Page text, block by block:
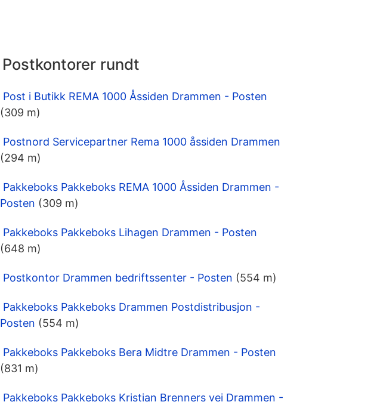
Postkontorer rundt
Post i Butikk REMA 1000 Åssiden Drammen - Posten
(309 m)
Postnord Servicepartner Rema 1000 åssiden Drammen
(294 m)
Pakkeboks Pakkeboks REMA 1000 Åssiden Drammen -
Posten (309 m)
Pakkeboks Pakkeboks Lihagen Drammen - Posten
(648 m)
Postkontor Drammen bedriftssenter - Posten (554 m)
Pakkeboks Pakkeboks Drammen Postdistribusjon -
Posten (554 m)
Pakkeboks Pakkeboks Bera Midtre Drammen - Posten
(831 m)
Pakkeboks Pakkeboks Kristian Brenners vei Drammen -